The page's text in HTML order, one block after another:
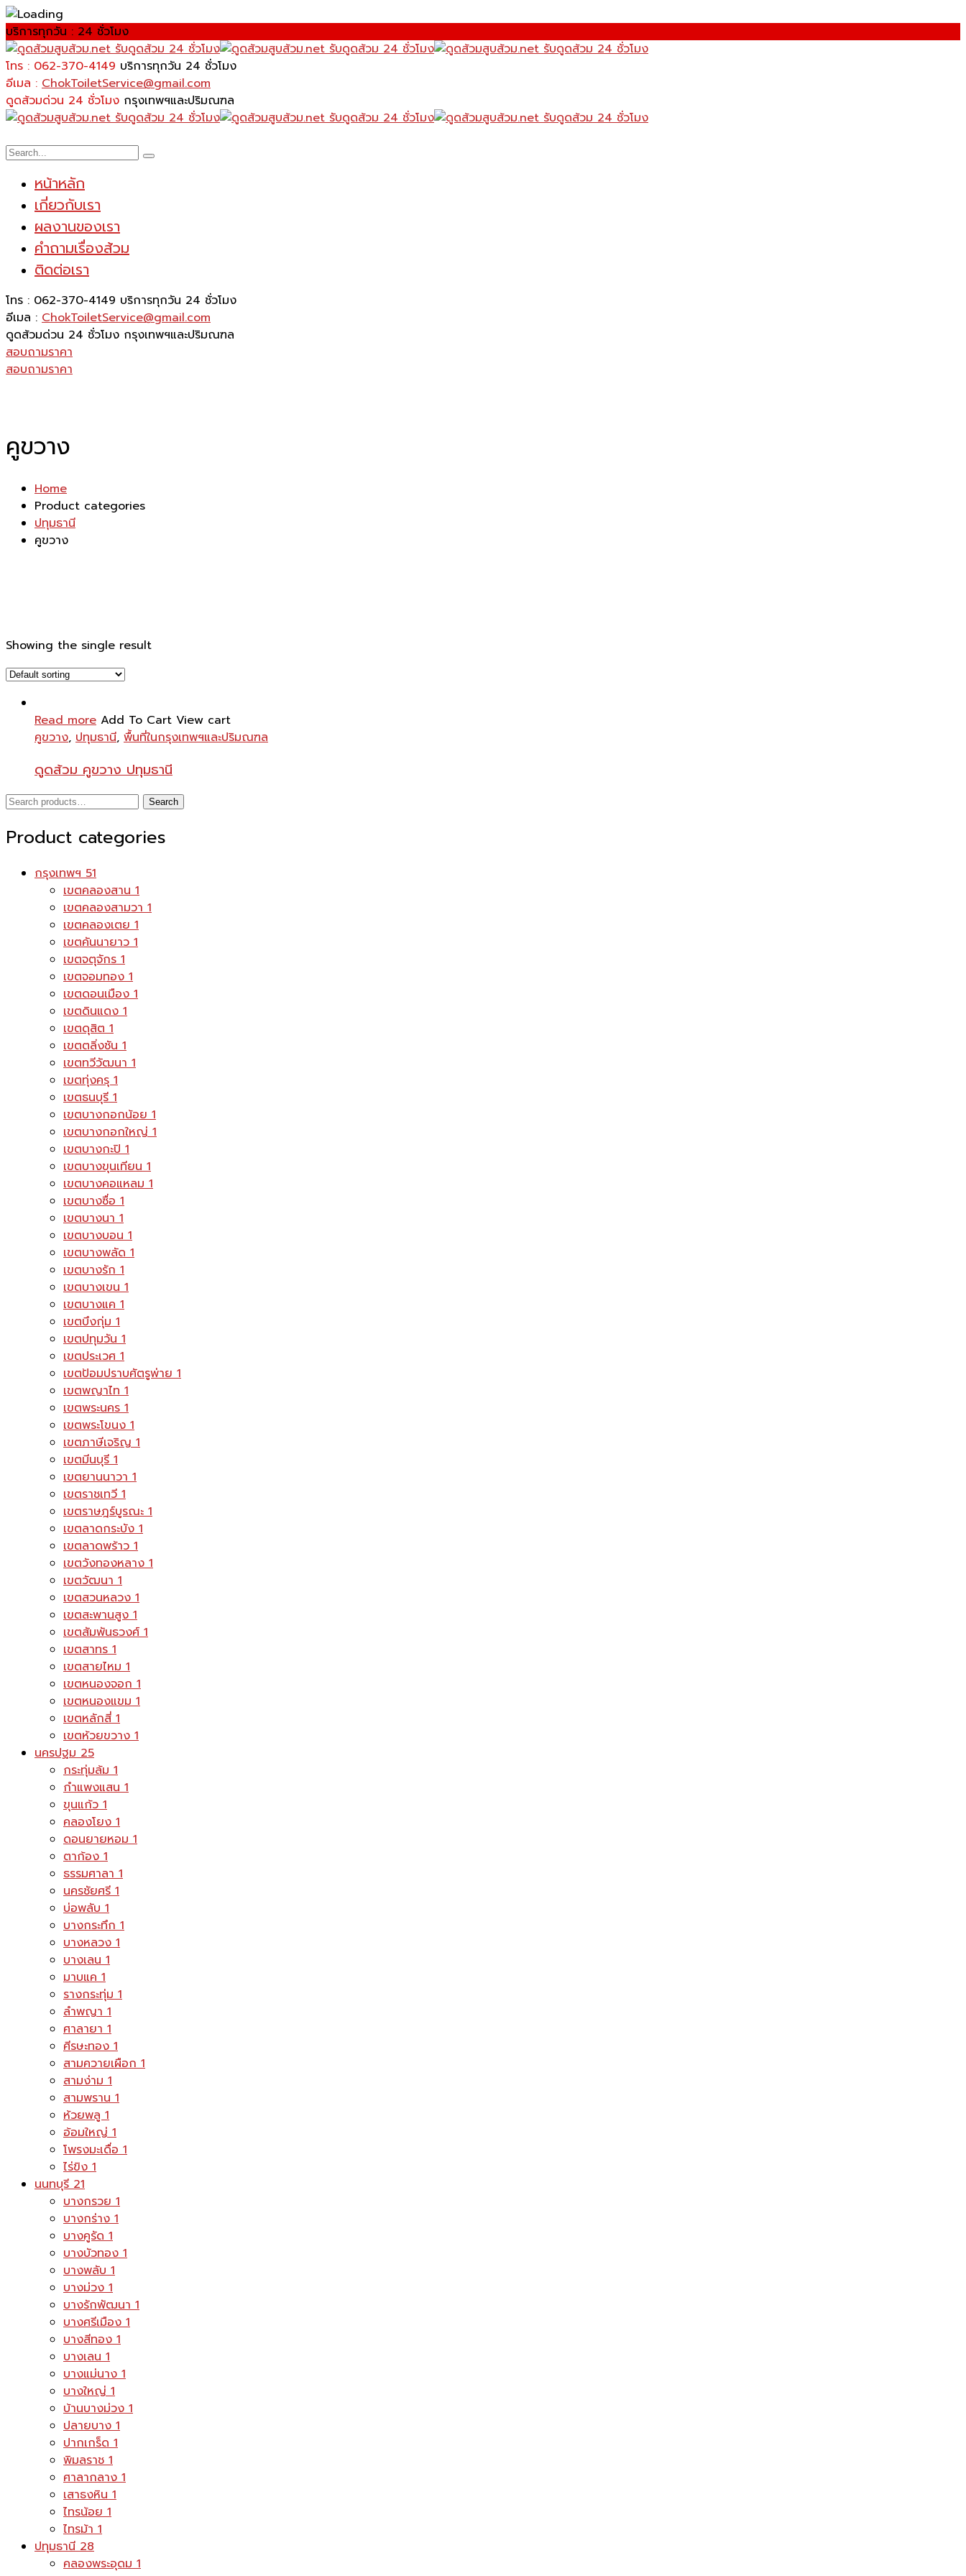
บริการทุกวัน : 24 ชั่วโมง
โทร : 062-370-4149 บริการทุกวัน 24 ชั่วโมง
อีเมล : ChokToiletService@gmail.com
ดูดส้วมด่วน 24 ชั่วโมง กรุงเทพฯและปริมณฑล
หน้าหลัก
เกี่ยวกับเรา
ผลงานของเรา
คำถามเรื่องส้วม
ติดต่อเรา
โทร : 062-370-4149 บริการทุกวัน 24 ชั่วโมง
อีเมล : ChokToiletService@gmail.com
ดูดส้วมด่วน 24 ชั่วโมง กรุงเทพฯและปริมณฑล
สอบถามราคา
สอบถามราคา
คูขวาง
Home
Product categories
ปทุมธานี
คูขวาง
Showing the single result
Read more Add To Cart View cart
คูขวาง, ปทุมธานี, พื้นที่ในกรุงเทพฯและปริมณฑล
ดูดส้วม คูขวาง ปทุมธานี
Search
Search
Product categories
กรุงเทพฯ51
เขตคลองสาน1
เขตคลองสามวา1
เขตคลองเตย1
เขตคันนายาว1
เขตจตุจักร1
เขตจอมทอง1
เขตดอนเมือง1
เขตดินแดง1
เขตดุสิต1
เขตตลิ่งชัน1
เขตทวีวัฒนา1
เขตทุ่งครุ1
เขตธนบุรี1
เขตบางกอกน้อย1
เขตบางกอกใหญ่1
เขตบางกะปิ1
เขตบางขุนเทียน1
เขตบางคอแหลม1
เขตบางซื่อ1
เขตบางนา1
เขตบางบอน1
เขตบางพลัด1
เขตบางรัก1
เขตบางเขน1
เขตบางแค1
เขตบึงกุ่ม1
เขตปทุมวัน1
เขตประเวศ1
เขตป้อมปราบศัตรูพ่าย1
เขตพญาไท1
เขตพระนคร1
เขตพระโขนง1
เขตภาษีเจริญ1
เขตมีนบุรี1
เขตยานนาวา1
เขตราชเทวี1
เขตราษฎร์บูรณะ1
เขตลาดกระบัง1
เขตลาดพร้าว1
เขตวังทองหลาง1
เขตวัฒนา1
เขตสวนหลวง1
เขตสะพานสูง1
เขตสัมพันธวงศ์1
เขตสาทร1
เขตสายไหม1
เขตหนองจอก1
เขตหนองแขม1
เขตหลักสี่1
เขตห้วยขวาง1
นครปฐม25
กระทุ่มล้ม1
กำแพงแสน1
ขุนแก้ว1
คลองโยง1
ดอนยายหอม1
ตาก้อง1
ธรรมศาลา1
นครชัยศรี1
บ่อพลับ1
บางกระทึก1
บางหลวง1
บางเลน1
มาบแค1
รางกระทุ่ม1
ลำพญา1
ศาลายา1
ศีรษะทอง1
สามควายเผือก1
สามง่าม1
สามพราน1
ห้วยพลู1
อ้อมใหญ่1
โพรงมะเดื่อ1
ไร่ขิง1
นนทบุรี21
บางกรวย1
บางกร่าง1
บางคูรัด1
บางบัวทอง1
บางพลับ1
บางม่วง1
บางรักพัฒนา1
บางศรีเมือง1
บางสีทอง1
บางเลน1
บางแม่นาง1
บางใหญ่1
บ้านบางม่วง1
ปลายบาง1
ปากเกร็ด1
พิมลราช1
ศาลากลาง1
เสาธงหิน1
ไทรน้อย1
ไทรม้า1
ปทุมธานี28
คลองพระอุดม1